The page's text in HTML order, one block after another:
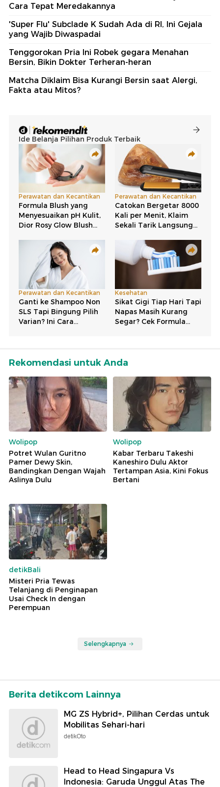
Cara Tepat Meredakannya
'Super Flu' Subclade K Sudah Ada di RI, Ini Gejala
yang Wajib Diwaspadai
Tenggorokan Pria Ini Robek gegara Menahan
Bersin, Bikin Dokter Terheran-heran
Matcha Diklaim Bisa Kurangi Bersin saat Alergi,
Fakta atau Mitos?
Rekomendasi untuk Anda
Wolipop
Potret Wulan Guritno
Pamer Dewy Skin,
Bandingkan Dengan Wajah
Aslinya Dulu
Wolipop
Kabar Terbaru Takeshi
Kaneshiro Dulu Aktor
Tertampan Asia, Kini Fokus
Bertani
detikBali
Misteri Pria Tewas
Telanjang di Penginapan
Usai Check In dengan
Perempuan
Selengkapnya
Berita detikcom Lainnya
MG ZS Hybrid+, Pilihan Cerdas untuk
Mobilitas Sehari-hari
detikOto
Head to Head Singapura Vs
Indonesia: Garuda Unggul Atas The